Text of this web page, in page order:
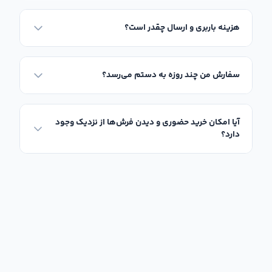
هزینه باربری و ارسال چقدر است؟
سفارش من چند روزه به دستم می‌رسد؟
آیا امکان خرید حضوری و دیدن فرش‌ها از نزدیک وجود
دارد؟